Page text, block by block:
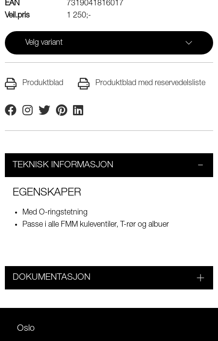
EAN
7319041816017
Veil.pris
1 250;-
Velg variant
Produktblad Produktblad med reservedelsliste
FacebookInstagram
TwitterPinterestLinkedin
TEKNISK INFORMASJON
EGENSKAPER
Med O-ringstetning
Passe i alle FMM kuleventiler, T-rør og albuer
DOKUMENTASJON
Oslo